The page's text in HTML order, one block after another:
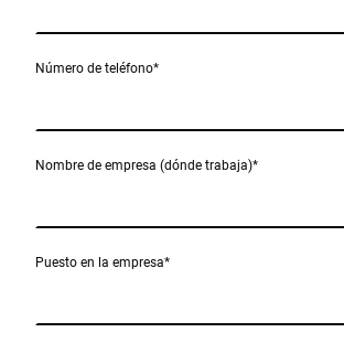
Número de teléfono*
Nombre de empresa (dónde trabaja)*
Puesto en la empresa*